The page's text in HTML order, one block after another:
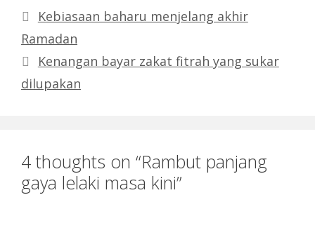
Kebiasaan baharu menjelang akhir
Ramadan
Kenangan bayar zakat fitrah yang sukar
dilupakan
4 thoughts on “Rambut panjang
gaya lelaki masa kini”